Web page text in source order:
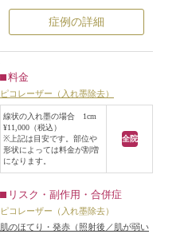
症例の詳細
料金
ピコレーザー（入れ墨除去）
線状の入れ墨の場合 1cm
¥11,000（税込）
※上記は目安です。部位や
形状によっては料金が割増
になります。
全院
リスク・副作用・合併症
ピコレーザー（入れ墨除去）
肌のほてり・発赤（照射後／肌が弱い